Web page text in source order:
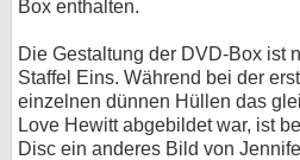
Box enthalten.
Die Gestaltung der DVD-Box ist
Staffel Eins. Während bei der
einzelnen dünnen Hüllen das
Love Hewitt abgebildet war, ist
Disc ein anderes Bild von